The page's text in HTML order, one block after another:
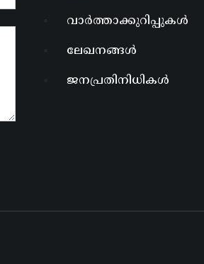
വാർത്താക്കുറിപ്പുകൾ
ലേഖനങ്ങൾ
ജനപ്രതിനിധികൾ